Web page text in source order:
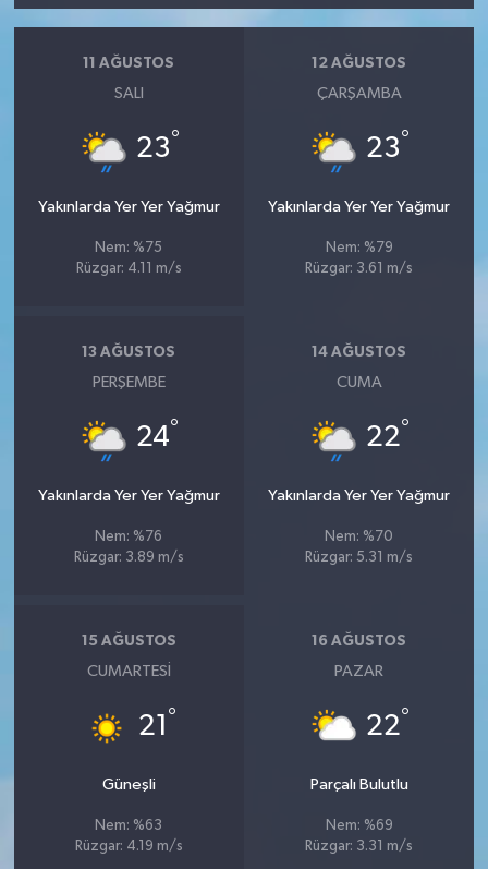
11 AĞUSTOS
SALI
23°
Yakınlarda Yer Yer Yağmur
Nem: %75
Rüzgar: 4.11 m/s
12 AĞUSTOS
ÇARŞAMBA
23°
Yakınlarda Yer Yer Yağmur
Nem: %79
Rüzgar: 3.61 m/s
13 AĞUSTOS
PERŞEMBE
24°
Yakınlarda Yer Yer Yağmur
Nem: %76
Rüzgar: 3.89 m/s
14 AĞUSTOS
CUMA
22°
Yakınlarda Yer Yer Yağmur
Nem: %70
Rüzgar: 5.31 m/s
15 AĞUSTOS
CUMARTESI
21 °
Güneşli
Nem: %63
Rüzgar: 4.19 m/s
16 AĞUSTOS
PAZAR
22°
Parçalı Bulutlu
Nem: %69
Rüzgar: 3.31 m/s